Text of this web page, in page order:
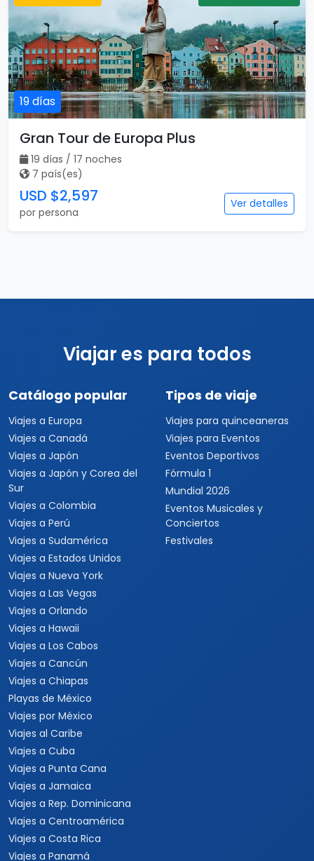
4 país(es)
USD $2,497
por persona
Ver detalles
19 días
Destacado Vuelo incluido
USD $2,597
Viajar es para todos
Catálogo popular
Viajes a Europa
Viajes a Canadá
Viajes a Japón
Viajes a Japón y Corea del
Sur
Viajes a Colombia
Viajes a Perú
Viajes a Sudamérica
Viajes a Estados Unidos
Viajes a Nueva York
Viajes a Las Vegas
Viajes a Orlando
Viajes a Hawaii
Viajes a Los Cabos
Viajes a Cancún
Viajes a Chiapas
Playas de México
Viajes por México
Viajes al Caribe
Viajes a Cuba
Tipos de viaje
Viajes para quinceaneras
Viajes para Eventos